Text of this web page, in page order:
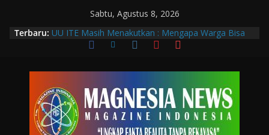
Sabtu, Agustus 8, 2026
Terbaru: UU ITE Masih Menakutkan : Mengapa Warga Bisa
Dipidana Hanya karena Bicara?
Momentum Penguatan Profesi dan Transformasi
Digital
Wakil Wali Kota Bandung Hadiri Muscab VIII PTGMI
Kota Bandung, Dorong Penguatan Kompetensi
Terapis Gigi dan Mulut
Langkah Awal Deteksi Dini Penyakit, Kenali Peran